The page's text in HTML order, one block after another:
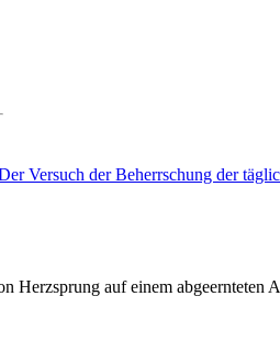
Versuch der Beherrschung der
Herzsprung auf einem abgeernteten